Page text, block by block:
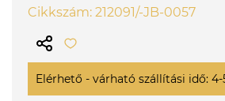
Cikkszám: 212091/-JB-0057
Elérhető - várható szállítási idő: 4-